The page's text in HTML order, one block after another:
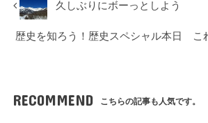
久しぶりにボーっとしよう
歴史を知ろう！歴史スペシャル本日 こ
RECOMMEND こちらの記事も人気です。